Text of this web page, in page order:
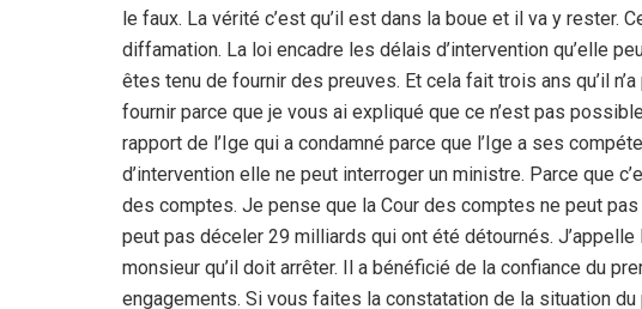
le faux. La vérité c’est qu’il est dans la boue et il va y rester.
diffamation. La loi encadre les délais d’intervention qu’elle
êtes tenu de fournir des preuves. Et cela fait trois ans qu’il
fournir parce que je vous ai expliqué que ce n’est pas
rapport de l’Ige qui a condamné parce que l’Ige a ses
d’intervention elle ne peut interroger un ministre. Parce que
des comptes. Je pense que la Cour des comptes ne peut
peut pas déceler 29 milliards qui ont été détournés.
monsieur qu’il doit arrêter. Il a bénéficié de la confiance du
engagements. Si vous faites la constatation de la situation